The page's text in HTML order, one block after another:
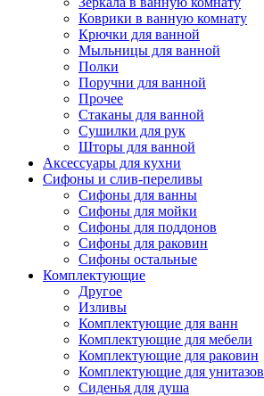
Коврики в ванную комнату
Крючки для ванной
Мыльницы для ванной
Полки
Поручни для ванной
Прочее
Стаканы для ванной
Сушилки для рук
Шторы для ванной
Аксессуары для кухни
Сифоны и слив-переливы
Сифоны для ванны
Сифоны для мойки
Сифоны для поддонов
Сифоны для раковин
Сифоны остальные
Комплектующие
Другое
Изливы
Комплектующие для ванн
Комплектующие для мебели
Комплектующие для раковин
Комплектующие для унитазов
Сиденья для душа